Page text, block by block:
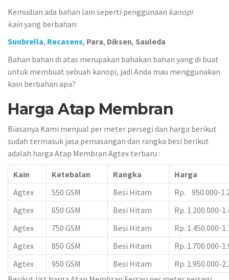
Kemudian ada bahan lain seperti penggunaan kanopi
kainyang berbahan:
Sunbrella, Recasens, Para, Diksen, Sauleda
Bahan bahan di atas merupakan bahakan bahan yang di buat
untuk membuat sebuah kanopi, jadi Anda mau menggunakan
kain berbahan apa?
Harga Atap Membran
Biasanya Kami menjual per meter persegi dan harga berikut
sudah termasuk jasa pemasangan dan rangka besi berikut
adalah harga Atap Membran Agtex terbaru :
Kain Ketebalan Rangka
Harga
Agtex
550 GSM Besi Hitam
Rp. 950.000-
Agtex
650 GSM Besi Hitam
Rp. 1.200.000-
Agtex
750 GSM Besi Hitam
Rp. 1.450.000-
Agtex
850 GSM Besi Hitam
Rp. 1.700.000-
Agtex
950 GSM Besi Hitam
Rp. 1.950.000-